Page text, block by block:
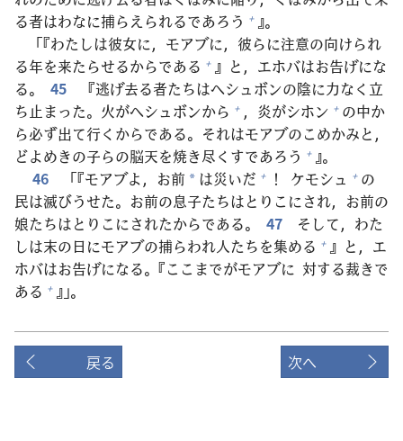
る者はわなに捕らえられるであろう + 』。
「『わたしは彼女に，モアブに， 彼らに注意の向けられ
る年を来たらせるからである + 』と，エホバはお告げにな
る。
45 『逃げ去る者たちはヘシュボンの陰に力なく 立
ち 止まった。 火がヘシュボンから + ， 炎がシホン + の中か
ら必ず出て行くからである。それはモアブのこめかみと，
どよめきの子らの脳天を焼き尽くすであろう + 』。
46
「『モアブよ，お前 * は災いだ + ！ ケモシュ + の
民は滅びうせた。お前の息子たちはとりこにされ，お前の
娘たちはとりこにされたからである。 47
そして，わた
しは末の日にモアブの捕らわれ人たちを集める + 』と，エ
ホバはお告げになる。『ここまでがモアブに 対する裁きで
ある + 』」。
戻る 次へ